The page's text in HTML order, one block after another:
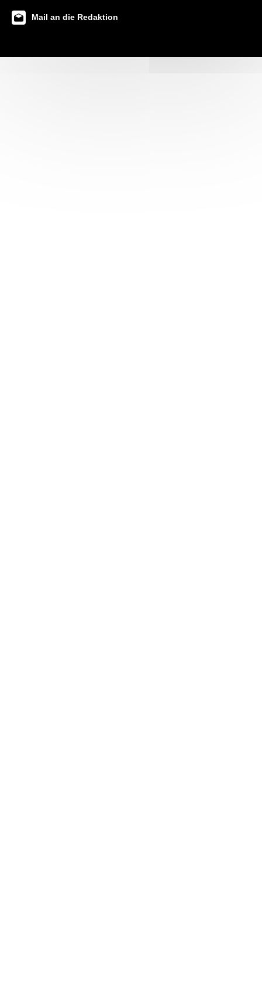
Mail an die Redaktion